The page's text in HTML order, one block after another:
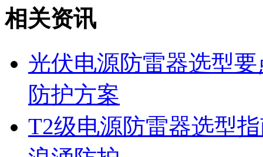
相关资讯
光伏电源防雷器选型
防护方案
T2级电源防雷器选型